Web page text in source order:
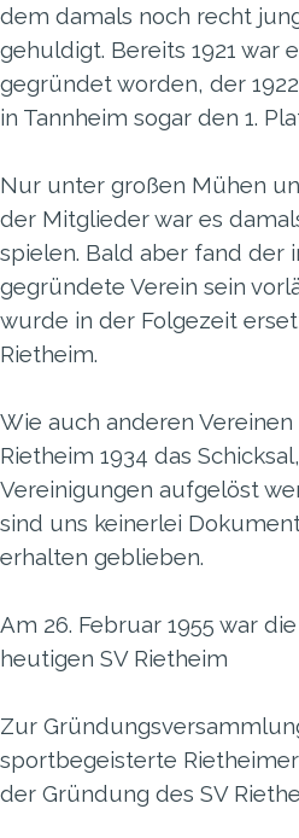
dem damals noch recht
gehuldigt. Bereits 1921 war
gegründet worden, der
in Tannheim sogar den 1.
Nur unter großen Mühen
der Mitglieder war es
spielen. Bald aber fand der
gegründete Verein sein
wurde in der Folgezeit
Rietheim.
Wie auch anderen
Rietheim 1934 das
Vereinigungen aufgelöst
sind uns keinerlei
erhalten geblieben.
Am 26. Februar 1955 war
heutigen SV Rietheim
Zur
sportbegeisterte
der Gründung des SV